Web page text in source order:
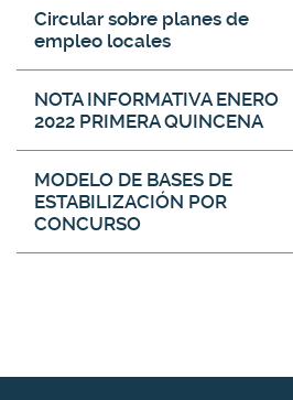
Circular sobre planes de
empleo locales
NOTA INFORMATIVA ENERO
2022 PRIMERA QUINCENA
MODELO DE BASES DE
ESTABILIZACIÓN POR
CONCURSO